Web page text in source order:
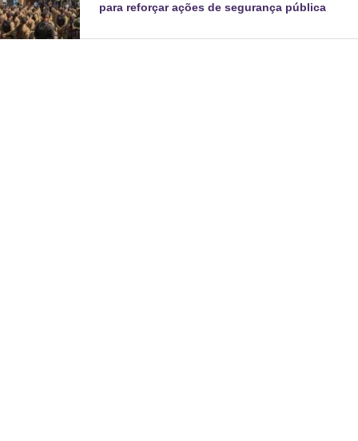
para reforçar ações de segurança pública